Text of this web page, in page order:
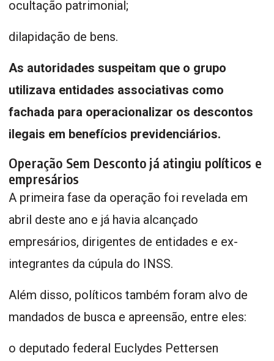
ocultação patrimonial;
dilapidação de bens.
As autoridades suspeitam que o grupo
utilizava entidades associativas como
fachada para operacionalizar os descontos
ilegais em benefícios previdenciários.
Operação Sem Desconto já atingiu políticos e
empresários
A primeira fase da operação foi revelada em
abril deste ano e já havia alcançado
empresários, dirigentes de entidades e ex-
integrantes da cúpula do INSS.
Além disso, políticos também foram alvo de
mandados de busca e apreensão, entre eles:
o deputado federal Euclydes Pettersen